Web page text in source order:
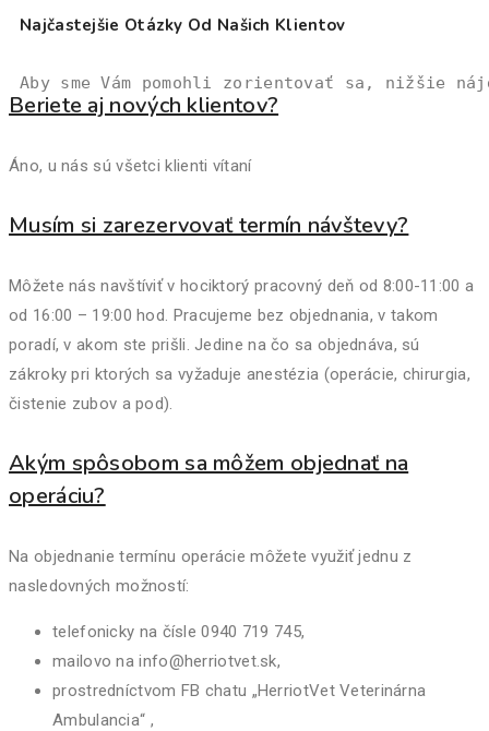
Najčastejšie Otázky Od Našich Klientov
Aby sme Vám pomohli zorientovať sa, nižšie
Beriete aj nových klientov?
Áno, u nás sú všetci klienti vítaní
Musím si zarezervovať termín návštevy?
Môžete nás navštíviť v hociktorý pracovný deň od 8:00-11:00 a
od 16:00 – 19:00 hod. Pracujeme bez objednania, v takom
poradí, v akom ste prišli. Jedine na čo sa objednáva, sú
zákroky pri ktorých sa vyžaduje anestézia (operácie, chirurgia,
čistenie zubov a pod).
Akým spôsobom sa môžem objednať na
operáciu?
Na objednanie termínu operácie môžete využiť jednu z
nasledovných možností:
telefonicky na čísle 0940 719 745,
mailovo na info@herriotvet.sk,
prostredníctvom FB chatu „HerriotVet Veterinárna
Ambulancia“ ,